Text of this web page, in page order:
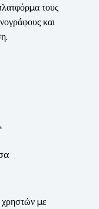
τους
και
χρηστών με